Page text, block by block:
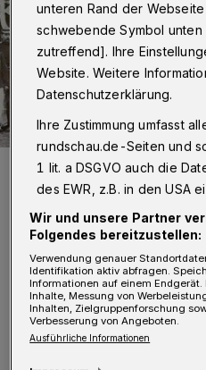
Dieses Foto entstand im Jahr
Bestehens der Freiwilligen
Foto: Feuerwehr Langerfeld
Von Milka Vidovic
m Jahr 1875 rief
unteren Rand der
schwebende Symbol
zutreffend]. Ihre
Website. Weitere
Datenschutzerklärung.
Ihre Zustimmung umfasst
rundschau.de-Seiten und
1 lit. a DSGVO auch die
des EWR, z.B. in den USA
Wir und unsere Partner
Folgendes bereitzustellen:
Verwendung genauer
Identifikation aktiv abfragen.
Informationen auf einem
Inhalte, Messung von
Inhalten, Zielgruppenforschung
Verbesserung von Angeboten.
Ausführliche Informationen